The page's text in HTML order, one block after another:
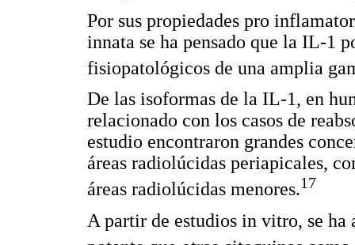
Por sus propiedades pro
innata se ha pensado que la IL-1
fisiopatológicos de una amplia
De las isoformas de la IL-1, en
relacionado con los casos de
estudio encontraron grandes
áreas radiolúcidas periapicales,
áreas radiolúcidas menores.17
A partir de estudios in vitro, se